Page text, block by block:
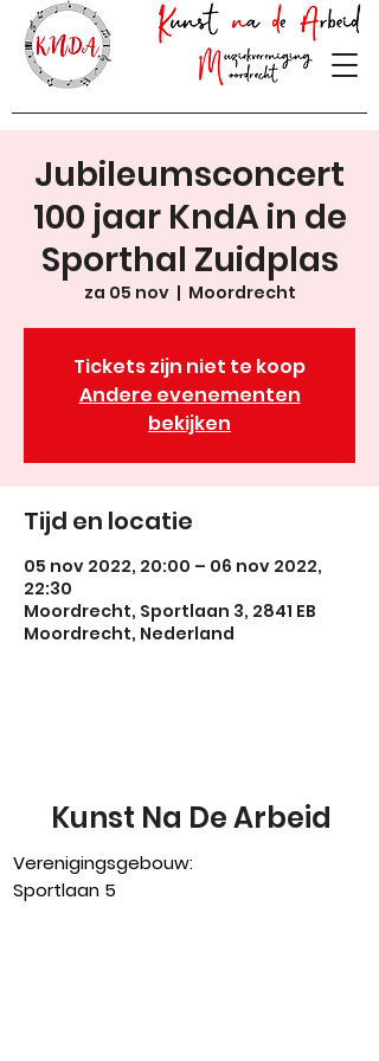
Jubileumsconcert
100 jaar KndA in de
Sporthal Zuidplas
za 05 nov
  |
Moordrecht
Tickets zijn niet te koop
Andere evenementen
bekijken
Tijd en locatie
05 nov 2022, 20:00 – 06 nov 2022,
22:30
Moordrecht, Sportlaan 3, 2841 EB
Moordrecht, Nederland
Kunst Na De Arbeid
Verenigingsgebouw:
Sportlaan 5